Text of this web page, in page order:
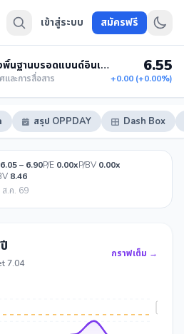
เข้าสู่ระบบ สมัครฟรี
กองทุนรวมโครงสร้างพื้นฐานบรอดแบนด์อินเทอร์เน็ต สามบีบี
และการสื่อสาร
6.55
+0.00 (+0.00%)
สรุป OPPDAY Dash Box
6.05 – 6.90P/E 0.00xP/BV 0.00x
8.46
ส.ค. 69
7.04
กราฟเต็ม →